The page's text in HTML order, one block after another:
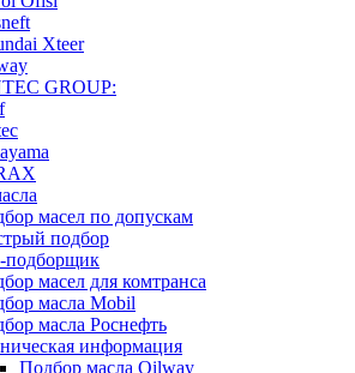
Xteer
GROUP:
масел по допускам
подбор
масел для комтранса
масла Mobil
масла Роснефть
информация
Подбор масла Oilway